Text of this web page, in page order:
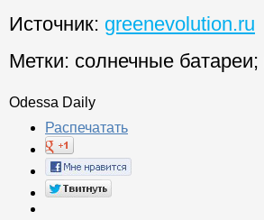
Источник: greenevolution.ru
Метки: солнечные батареи;
Odessa Daily
Распечатать